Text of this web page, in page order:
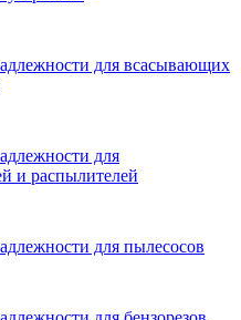
для всасывающих
для
и распылителей
для пылесосов